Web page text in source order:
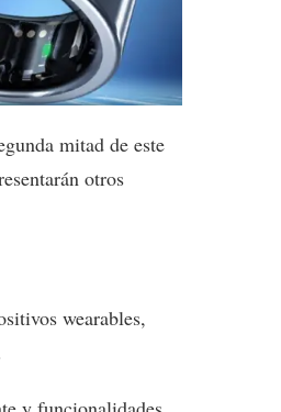
mitad de este
otros
wearables,